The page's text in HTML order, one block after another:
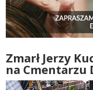
Zmarł Jerzy
na Cmentarzu